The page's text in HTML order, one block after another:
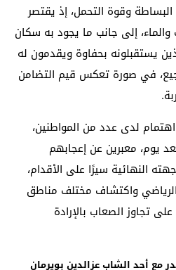
وقوة التحمل، إذ يقتصر
والماء، إلى جانب ما يجود به سكان
يستقبلونه بحفاوة ويقدمون له
في صورة تعكس قيم التضامن
لدى عدد من المواطنين،
يوم، معبرين عن إعجابهم
النهائية سيرًا على الأقدام،
واكتشاف مختلف مناطق
تجاوز الصعاب بالإرادة
مع أحد الشاب عزالدين بويرمان